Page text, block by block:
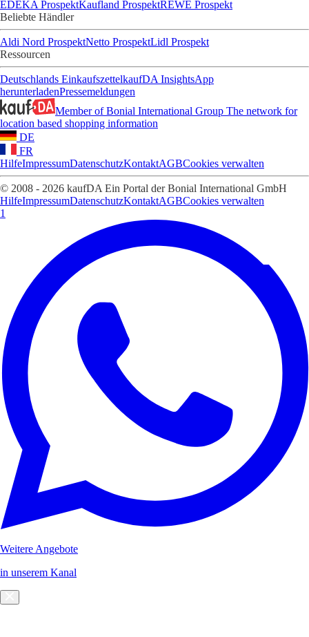
EDEKA ProspektKaufland ProspektREWE Prospekt
Beliebte Händler
Aldi Nord ProspektNetto ProspektLidl Prospekt
Ressourcen
Deutschlands EinkaufszettelkaufDA InsightsApp
herunterladenPressemeldungen
Member of Bonial International Group The network for
location based shopping information
DE
FR
HilfeImpressumDatenschutzKontaktAGBCookies verwalten
© 2008 - 2026 kaufDA Ein Portal der Bonial International GmbH
HilfeImpressumDatenschutzKontaktAGBCookies verwalten
1
Weitere Angebote
in unserem Kanal